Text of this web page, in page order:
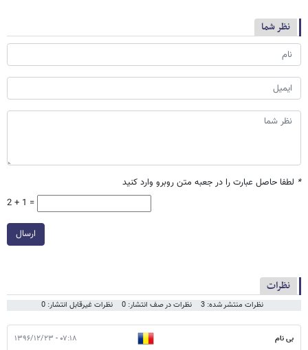
نظر شما
* لطفا حاصل عبارت را در جعبه متن روبرو وارد کنید
2 + 1 =
ارسال
نظرات
نظرات منتشر شده: 3 نظرات در صف انتشار: 0 نظرات غیرقابل انتشار: 0
بی نام ۰۷:۱۸ - ۱۳۹۶/۱۲/۲۳